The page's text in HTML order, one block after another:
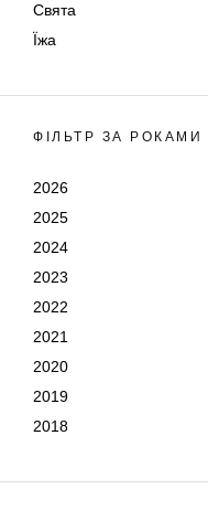
Свята
Їжа
ФІЛЬТР ЗА РОКАМИ
2026
2025
2024
2023
2022
2021
2020
2019
2018